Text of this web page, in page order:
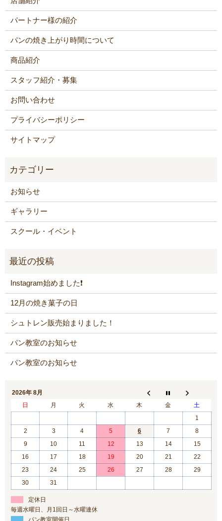
パートナー様の紹介
パンの焼き上がり時間について
商品紹介
スタッフ紹介・募集
お問い合わせ
プライバシーポリシー
サイトマップ
お知らせ
ギャラリー
スクール・イベント
Instagram始めました❗️
12月の焼き菓子の日
シュトレン販売始まりました！
パン教室のお知らせ
パン教室のお知らせ
2026年 8月
日
月 火 水 木 金
土
1
2
3 4 5 6 7
8
9
10 11 12 13 14
15
16
17 18 19 20 21
22
23
24 25 26 27 28
29
30
31
定休日
毎週水曜日、月1回日～水曜連休
パン教室開催日